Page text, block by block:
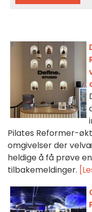
Pilates Reformer-
omgivelser der
heldige å få prøve
tilbakemeldinger.